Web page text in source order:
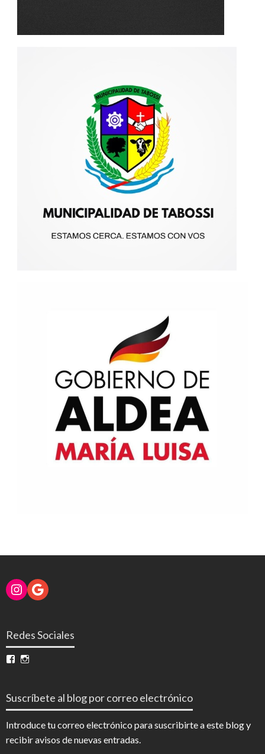
Instagram
Google
Redes Sociales
Ver
en en
Suscríbete al blog por correo electrónico
Introduce tu correo electrónico para suscribirte a este blog y
recibir avisos de nuevas entradas.